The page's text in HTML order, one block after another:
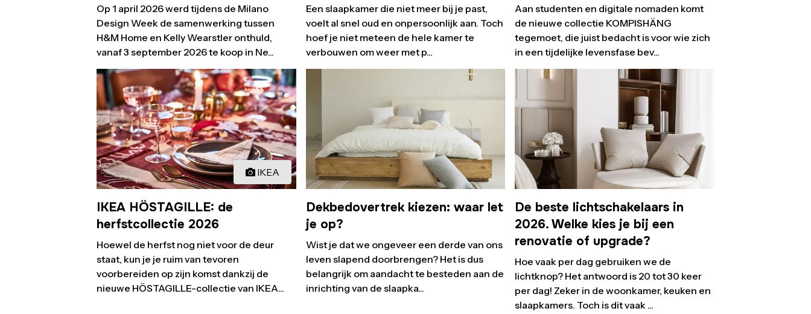
Op 1 april 2026 werd tijdens de Milano
Design Week de samenwerking tussen
H&M Home en Kelly Wearstler onthuld,
vanaf 3 september 2026 te koop in Ne...
Een slaapkamer die niet meer bij je past,
voelt al snel oud en onpersoonlijk aan. Toch
hoef je niet meteen de hele kamer te
verbouwen om weer met p...
Aan studenten en digitale nomaden komt
de nieuwe collectie KOMPISHÄNG
tegemoet, die juist bedacht is voor wie zich
in een tijdelijke levensfase bev...
IKEA
IKEA HÖSTAGILLE: de
herfstcollectie 2026
Hoewel de herfst nog niet voor de deur
staat, kun je je ruim van tevoren
voorbereiden op zijn komst dankzij de
nieuwe HÖSTAGILLE-collectie van IKEA...
Dekbedovertrek kiezen: waar let
je op?
Wist je dat we ongeveer een derde van ons
leven slapend doorbrengen? Het is dus
belangrijk om aandacht te besteden aan de
inrichting van de slaapka...
De beste lichtschakelaars in
2026. Welke kies je bij een
renovatie of upgrade?
Hoe vaak per dag gebruiken we de
lichtknop? Het antwoord is 20 tot 30 keer
per dag! Zeker in de woonkamer, keuken en
slaapkamers. Toch is dit vaak ...